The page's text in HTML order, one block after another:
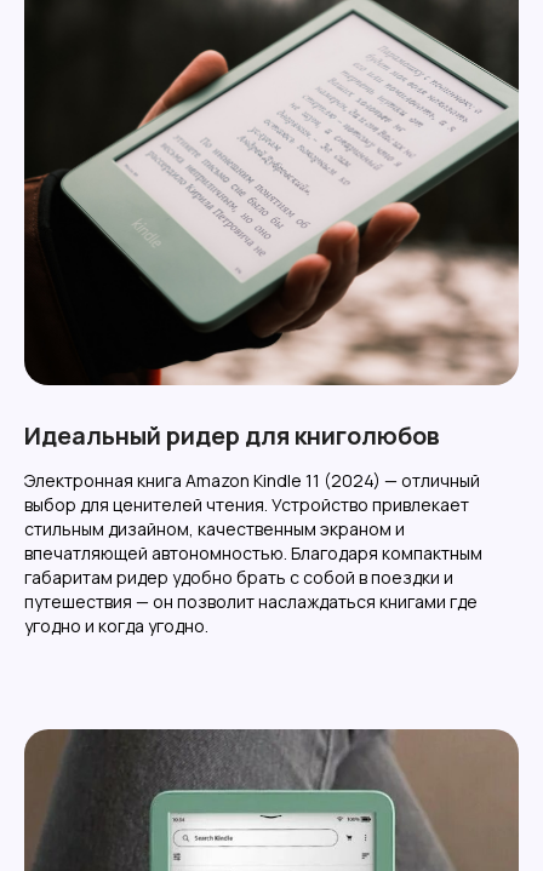
Идеальный ридер для книголюбов
Электронная книга Amazon Kindle 11 (2024) — отличный
выбор для ценителей чтения. Устройство привлекает
стильным дизайном, качественным экраном и
впечатляющей автономностью. Благодаря компактным
габаритам ридер удобно брать с собой в поездки и
путешествия — он позволит наслаждаться книгами где
угодно и когда угодно.